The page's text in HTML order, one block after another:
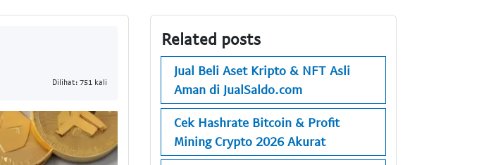
Dilihat: 751 kali
Related posts
Jual Beli Aset Kripto & NFT Asli
Aman di JualSaldo.com
Cek Hashrate Bitcoin & Profit
Mining Crypto 2026 Akurat